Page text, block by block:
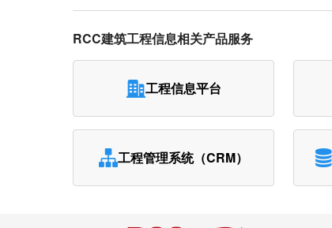
RCC建筑工程信息相关产品服务
工程信息平台
工程管理系统（CRM）